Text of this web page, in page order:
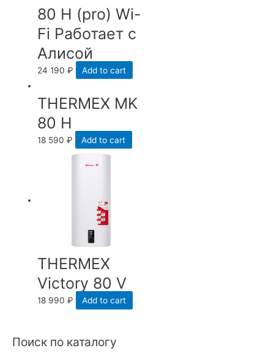
Поиск по каталогу
80 H (pro) Wi-
Fi Работает с
Алисой
24 190₽ Add to cart
THERMEX MK
80 H
18 590₽ Add to cart
THERMEX
Victory 80 V
18 990₽ Add to cart